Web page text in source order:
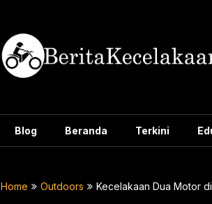
Blog Beranda Terkini
Home Outdoors Kecelakaan Dua Motor